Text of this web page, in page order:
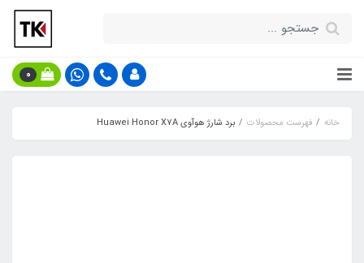
0
خانه فهرست محصولات برد شارژ هوآوی Huawei Honor X7A